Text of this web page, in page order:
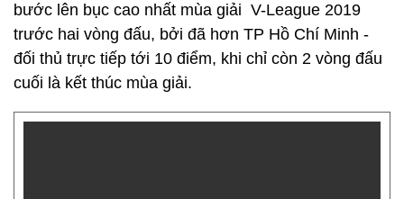
bước lên bục cao nhất mùa giải V-League 2019
trước hai vòng đấu, bởi đã hơn TP Hồ Chí Minh -
đối thủ trực tiếp tới 10 điểm, khi chỉ còn 2 vòng đấu
cuối là kết thúc mùa giải.